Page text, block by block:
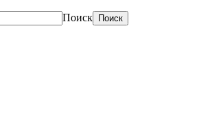
Поиск